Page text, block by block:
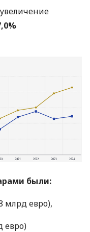
были:
млрд евро),
евро)